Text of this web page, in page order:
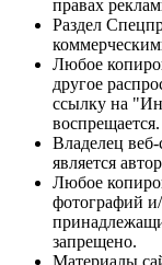
правах
Раздел
Любое
другое
ссылку на
воспрещается.
Владелец
является
Любое
фотографий
запрещено.